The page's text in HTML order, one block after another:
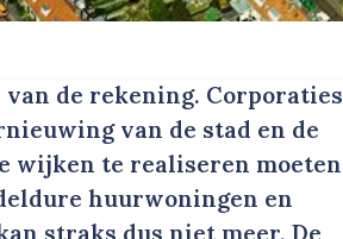
de rekening. Corporaties
van de stad en de
wijken te realiseren moeten
huurwoningen en
straks dus niet meer. De